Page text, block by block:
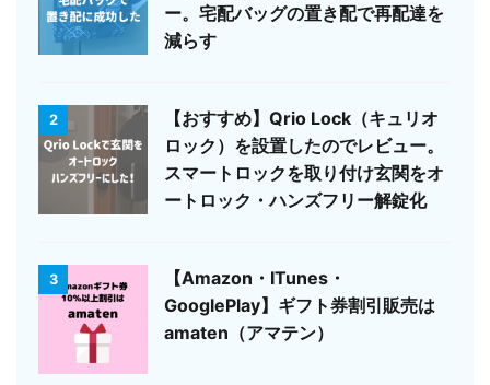
ー。宅配バッグの置き配で再配達を
減らす
2
【おすすめ】Qrio Lock（キュリオ
ロック）を設置したのでレビュー。
スマートロックを取り付け玄関をオ
ートロック・ハンズフリー解錠化
3
【Amazon・ITunes・
GooglePlay】ギフト券割引販売は
amaten（アマテン）